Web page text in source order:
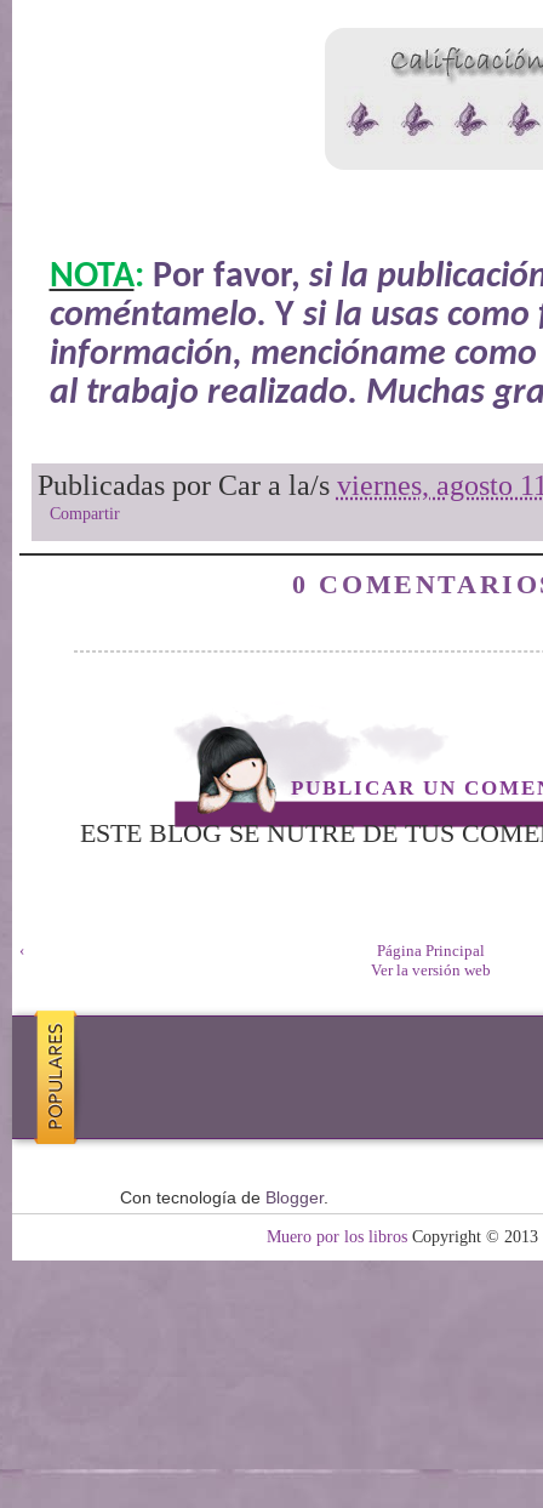
NOTA: Por favor, si la
coméntamelo. Y si la usas
información, mencióname
al trabajo realizado. Muchas
Publicadas por Car a la/s viernes, agosto
Compartir
0
PUBLICAR UN
ESTE BLOG SE NUTRE DE TUS
‹
Página Principal
Ver la versión web
Con tecnología de Blogger.
Muero por los libros Copyright © 2013